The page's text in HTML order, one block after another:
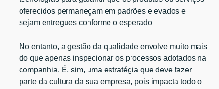
oferecidos permaneçam em padrões elevados e
sejam entregues conforme o esperado.
No entanto, a gestão da qualidade envolve muito mais
do que apenas inspecionar os processos adotados na
companhia. É, sim, uma estratégia que deve fazer
parte da cultura da sua empresa, pois impacta todo o